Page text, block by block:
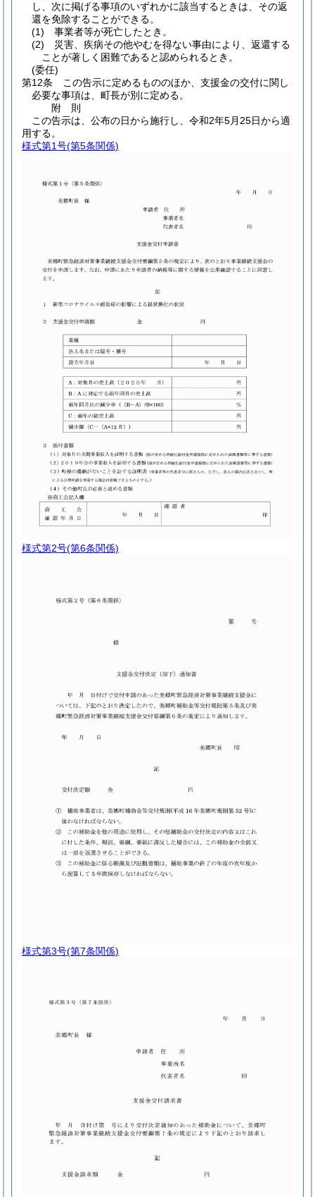
し、次に掲げる事項のいずれかに該当するときは、その返
還を免除することができる。
(1)
事業者等が死亡したとき。
(2)
災害、疾病その他やむを得ない事由により、返還する
ことが著しく困難であると認められるとき。
(委任)
第12条
この告示に定めるもののほか、支援金の交付に関し
必要な事項は、町長が別に定める。
附 則
この告示は、公布の日から施行し、令和2年5月25日から適
用する。
様式第1号(第5条関係)
様式第2号(第6条関係)
様式第3号(第7条関係)